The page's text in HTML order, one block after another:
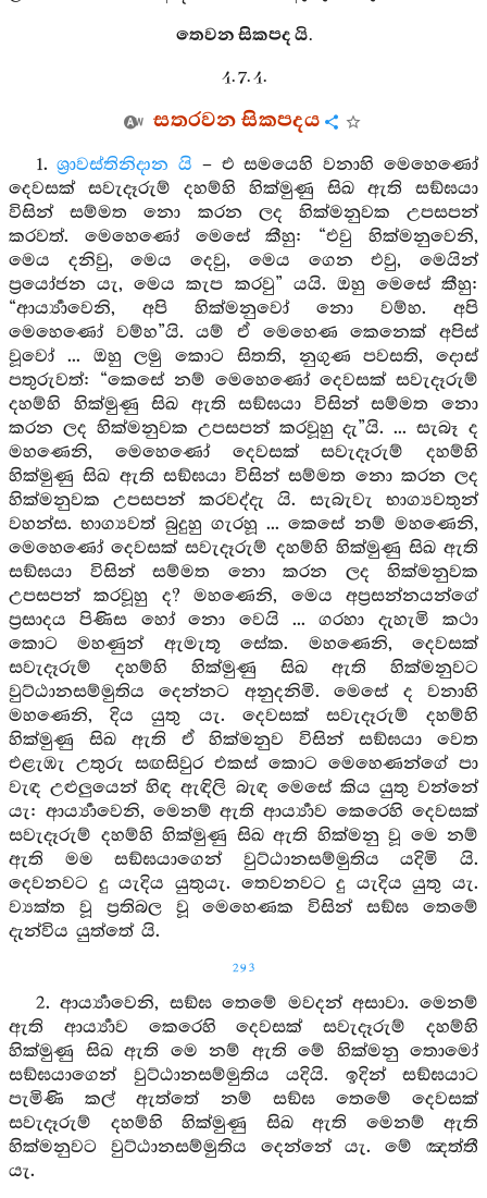
තෙවන සිකපද යි.
4. 7. 4.
සතරවන සිකපදය
1.ශ්‍රාවස්තිනිදාන යි – එ සමයෙහි වනාහි මෙහෙණෝ
දෙවසක් සවැදෑරුම් දහම්හි හික්මුණු සිඛ ඇති සඞ්ඝයා
විසින් සම්මත නො කරන ලද හික්මනුවක උපසපන්
කරවත්. මෙහෙණෝ මෙසේ කීහු: “එවු හික්මනුවෙනි,
මෙය දනිවු, මෙය දෙවු, මෙය ගෙන එවු, මෙයින්
ප්‍රයෝජන යැ, මෙය කැප කරවු” යයි. ඔහු මෙසේ කීහු:
“ආර්‍ය්‍යාවෙනි, අපි හික්මනුවෝ නො වම්හ. අපි
මෙහෙණෝ වම්හ”යි. යම් ඒ මෙහෙණ කෙනෙක් අපිස්
වූවෝ ... ඔහු ලමු කොට සිතති, නුගුණ පවසති, දොස්
පතුරුවත්: “කෙසේ නම් මෙහෙණෝ දෙවසක් සවැදෑරුම්
දහම්හි හික්මුණු සිඛ ඇති සඞ්ඝයා විසින් සම්මත නො
කරන ලද හික්මනුවක උපසපන් කරවූහු දැ”යි. ... සැබෑ ද
මහණෙනි, මෙහෙණෝ දෙවසක් සවැදෑරුම් දහම්හි
හික්මුණු සිඛ ඇති සඞ්ඝයා විසින් සම්මත නො කරන ලද
හික්මනුවක උපසපන් කරවද්දැ යි. සැබැවැ භාග්‍යවතුන්
වහන්ස. භාග්‍යවත් බුදුහු ගැරහූ ... කෙසේ නම් මහණෙනි,
මෙහෙණෝ දෙවසක් සවැදෑරුම් දහම්හි හික්මුණු සිඛ ඇති
සඞ්ඝයා විසින් සම්මත නො කරන ලද හික්මනුවක
උපසපන් කරවූහු ද? මහණෙනි, මෙය අප්‍රසන්නයන්ගේ
ප්‍රසාදය පිණිස හෝ නො වෙයි ... ගරහා දැහැමි කථා
කොට මහණුන් ඇමැතූ සේක. මහණෙනි, දෙවසක්
සවැදෑරුම් දහම්හි හික්මුණු සිඛ ඇති හික්මනුවට
වුට්ඨානසම්මුතිය දෙන්නට අනුදනිමි. මෙසේ ද වනාහි
මහණෙනි, දිය යුතු යැ. දෙවසක් සවැදෑරුම් දහම්හි
හික්මුණු සිඛ ඇති ඒ හික්මනුව විසින් සඞ්ඝයා වෙත
එළැඹැ උතුරු සඟසිවුර එකස් කොට මෙහෙණන්ගේ පා
වැඳ උළුලුයෙන් හිඳ ඇඳිලි බැඳ මෙසේ කිය යුතු වන්නේ
යැ: ආර්‍ය්‍යාවෙනි, මෙනම් ඇති ආර්‍ය්‍යාව කෙරෙහි දෙවසක්
සවැදෑරුම් දහම්හි හික්මුණු සිඛ ඇති හික්මනු වූ මෙ නම්
ඇති මම සඞ්ඝයාගෙන් වුට්ඨානසම්මුතිය යදිමි යි.
දෙවනවට දු යැදිය යුතුයැ. තෙවනවට දු යැදිය යුතු යැ.
ව්‍යක්ත වූ ප්‍රතිබල වූ මෙහෙණක විසින් සඞ්ඝ තෙමේ
දැන්විය යුත්තේ යි.
293
2. ආර්‍ය්‍යාවෙනි, සඞ්ඝ තෙමේ මවදන් අසාවා. මෙනම්
ඇති ආර්‍ය්‍යාව කෙරෙහි දෙවසක් සවැදෑරුම් දහම්හි
හික්මුණු සිඛ ඇති මෙ නම් ඇති මේ හික්මනු තොමෝ
සඞ්ඝයාගෙන් වුට්ඨානසම්මුතිය යදියි. ඉදින් සඞ්ඝයාට
පැමිණි කල් ඇත්තේ නම් සඞ්ඝ තෙමේ දෙවසක්
සවැදෑරුම් දහම්හි හික්මුණු සිඛ ඇති මෙනම් ඇති
හික්මනුවට වුට්ඨානසම්මුතිය දෙන්නේ යැ. මේ ඤත්තී
යැ.